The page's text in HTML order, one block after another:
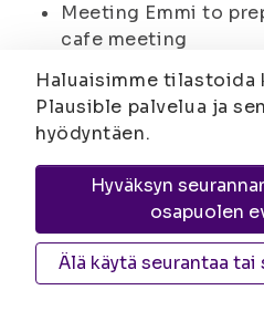
Meeting Emmi to
cafe meeting
about the
language cafes
Järjestökoulutus in
(introduction In
in the kv training
KV-meeting about
ISYY’s KV sector’s
SYL avaussemma in
Haluaisimme tilastoida
Plausible palvelua ja
hyödyntäen.
Hyväksyn
osapuolen
Älä käytä seurantaa